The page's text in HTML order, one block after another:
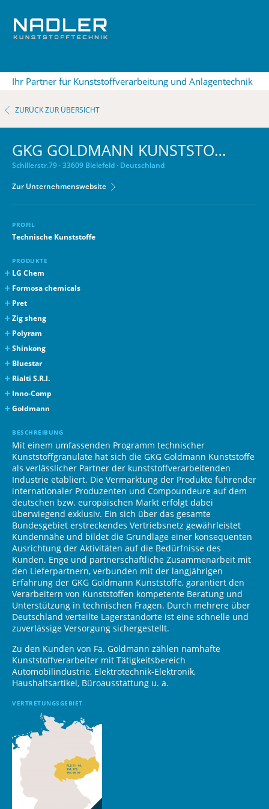
Ihr Partner für Kunststoffverarbeitung und Anlagentechnik
ZURÜCK ZUR ÜBERSICHT
GKG GOLDMANN KUNSTSTOFFE GMBH & CO. KG
Schillerstr.79 · 33609 Bielefeld · Deutschland
Zur Unternehmenswebsite
PROFIL
Technische Kunststoffe
PRODUKTE
LG Chem
ABS, PC/ABS (LG ABS, LUPOY)
ASA (LG ASA)
SAN (LG SAN)
Formosa chemicals
ABS, PS (TAIRILAC, TAIRIREX)
Pret
LCP (PRET LCP Compounds)
Zig sheng
PA 6 (ZISLLOY)
Polyram
PA 6, PA 66 (PLUSTEK)
PBT, PET, PBT/ASA, PA/ABS (RAMSTER, RAMLLOY)
POM (RAMTAL)
PP, PA 66 Long Glass Fiber (POLYTRON)
Shinkong
PBT (SHINITE)
Bluestar
POM (BLUESTARCON)
Rialti S.R.I.
PP Industrial Quality (E-RIALFILL, E-RIALGLASS)
Inno-Comp
PP (INNOPOL)
Goldmann
PBT (GOLDADUR)
PC (GOLDALON)
BESCHREIBUNG
Mit einem umfassenden Programm technischer
Kunststoffgranulate hat sich die GKG Goldmann Kunststoffe
als verlässlicher Partner der kunststoffverarbeitenden
Industrie etabliert. Die Vermarktung der Produkte führender
internationaler Produzenten und Compoundeure auf dem
deutschen bzw. europäischen Markt erfolgt dabei
überwiegend exklusiv. Ein sich über das gesamte
Bundesgebiet erstreckendes Vertriebsnetz gewährleistet
Kundennähe und bildet die Grundlage einer konsequenten
Ausrichtung der Aktivitäten auf die Bedürfnisse des
Kunden. Enge und partnerschaftliche Zusammenarbeit mit
den Lieferpartnern, verbunden mit der langjährigen
Erfahrung der GKG Goldmann Kunststoffe, garantiert den
Verarbeitern von Kunststoffen kompetente Beratung und
Unterstützung in technischen Fragen. Durch mehrere über
Deutschland verteilte Lagerstandorte ist eine schnelle und
zuverlässige Versorgung sichergestellt.
Zu den Kunden von Fa. Goldmann zählen namhafte
Kunststoffverarbeiter mit Tätigkeitsbereich
Automobilindustrie, Elektrotechnik-Elektronik,
Haushaltsartikel, Büroausstattung u. a.
VERTRETUNGSGEBIET